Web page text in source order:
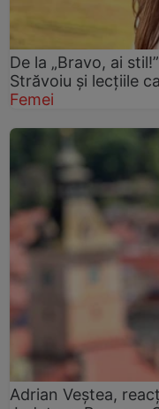
De la „Bravo, ai
Străvoiu și lecțiile
Femei
Adrian Veștea,